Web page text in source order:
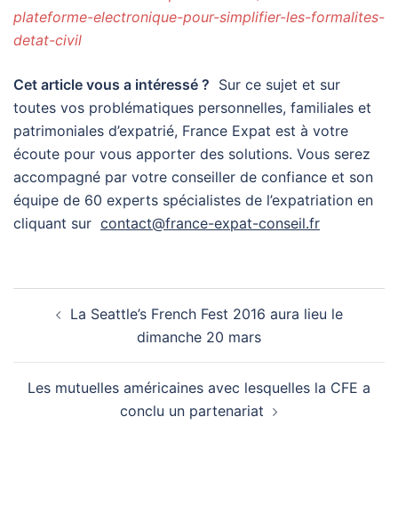
plateforme-electronique-pour-simplifier-les-formalites-
detat-civil
Cet article vous a intéressé ? Sur ce sujet et sur
toutes vos problématiques personnelles, familiales et
patrimoniales d’expatrié, France Expat est à votre
écoute pour vous apporter des solutions. Vous serez
accompagné par votre conseiller de confiance et son
équipe de 60 experts spécialistes de l’expatriation en
cliquant sur contact@france-expat-conseil.fr
navigationLa Seattle’s French Fest 2016 aura lieu le
dimanche 20 mars
Les mutuelles américaines avec lesquelles la CFE a
conclu un partenariat